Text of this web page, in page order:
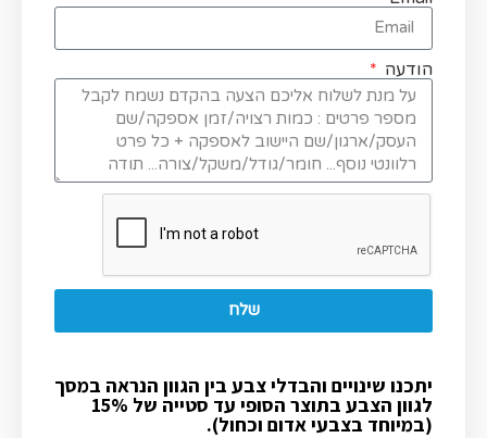
הודעה
שלח
יתכנו שינויים והבדלי צבע בין הגוון הנראה במסך
לגוון הצבע בתוצר הסופי עד סטייה של 15%
(במיוחד בצבעי אדום וכחול).